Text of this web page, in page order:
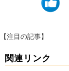
【注目の記事】
関連リンク